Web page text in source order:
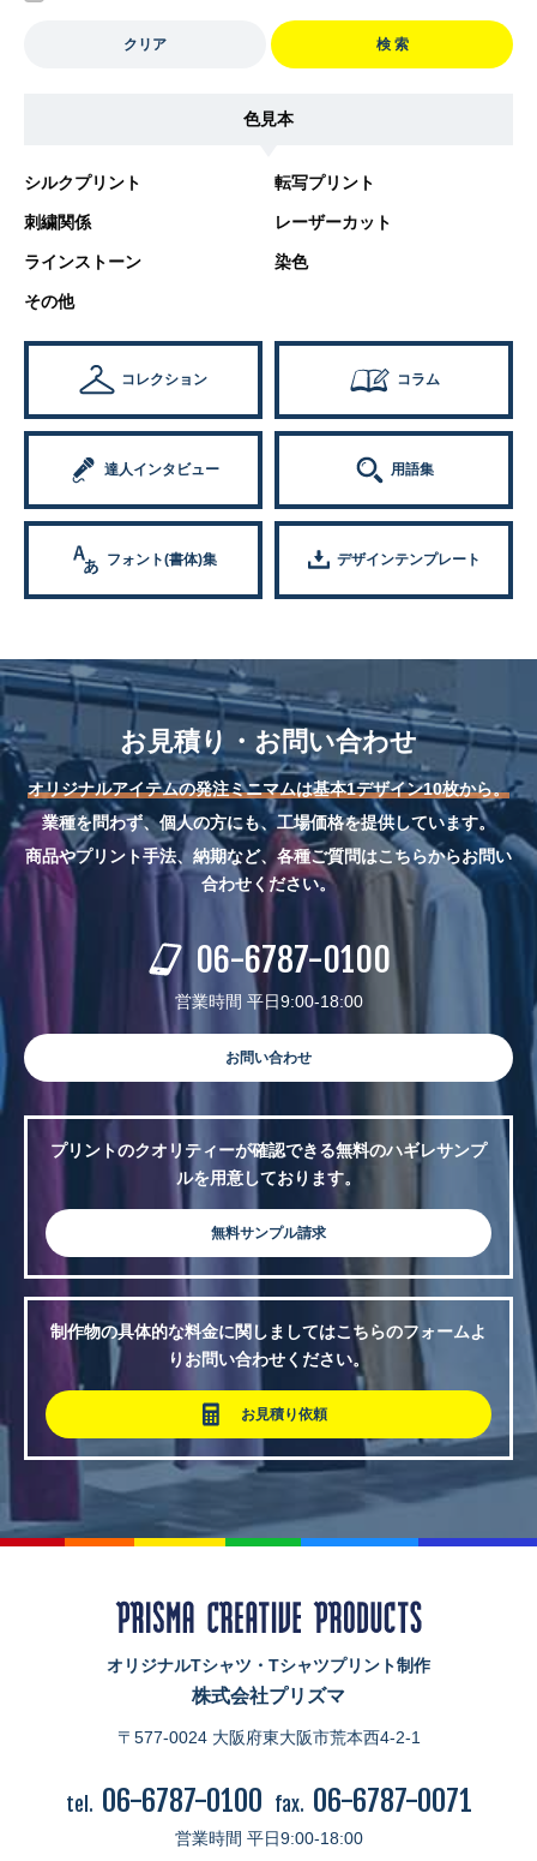
クリア 検 索
色見本
シルクプリント 転写プリント
刺繍関係 レーザーカット
ラインストーン 染色
その他
コレクション コラム
達人インタビュー 用語集
フォント(書体)集 デザインテンプレート
お見積り・お問い合わせ
オリジナルアイテムの発注ミニマムは基本1デザイン10枚から。
業種を問わず、個人の方にも、工場価格を提供しています。
商品やプリント手法、納期など、各種ご質問はこちらからお問い
合わせください。
06-6787-0100
営業時間 平日9:00-18:00
お問い合わせ
プリントのクオリティーが確認できる無料のハギレサンプ
ルを用意しております。
無料サンプル請求
制作物の具体的な料金に関しましてはこちらのフォームよ
りお問い合わせください。
お見積り依頼
オリジナルTシャツ・Tシャツプリント制作
株式会社プリズマ
〒577-0024 大阪府東大阪市荒本西4-2-1
tel. 06-6787-0100 fax. 06-6787-0071
営業時間 平日9:00-18:00